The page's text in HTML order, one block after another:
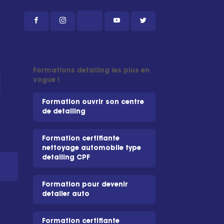
Formations detailing les plus en
vogue !
Formation ouvrir son centre
de detailing
Formation certifiante
nettoyage automobile type
detailing CPF
Formation pour devenir
detailer auto
Formation certifiante